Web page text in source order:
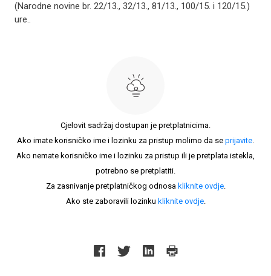
(Narodne novine br. 22/13., 32/13., 81/13., 100/15. i 120/15.)
ure..
Cjelovit sadržaj dostupan je pretplatnicima.
Ako imate korisničko ime i lozinku za pristup molimo da se prijavite.
Ako nemate korisničko ime i lozinku za pristup ili je pretplata istekla,
potrebno se pretplatiti.
Za zasnivanje pretplatničkog odnosa kliknite ovdje.
Ako ste zaboravili lozinku kliknite ovdje.